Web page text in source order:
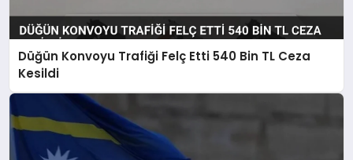
Düğün Konvoyu Trafiği Felç Etti 540 Bin TL Ceza
Kesildi